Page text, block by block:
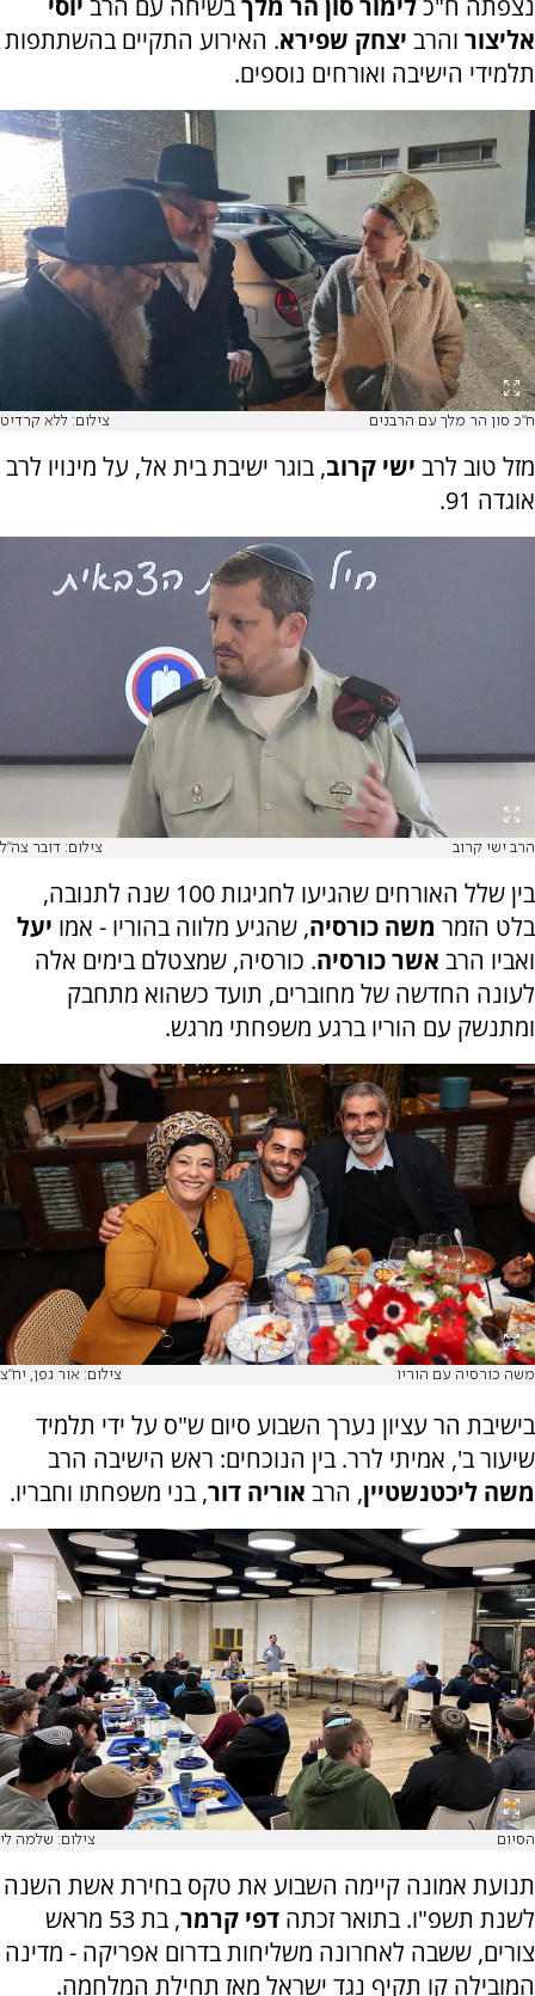
נצפתה ח"כלימור סון הר מלךבשיחה עם הרב יוסי
אליצור והרב יצחק שפירא. האירוע התקיים בהשתתפות
תלמידי הישיבה ואורחים נוספים.
ח"כ סון הר מלך עם הרבנים צילום: ללא קרדיט
מזל טוב לרב ישי קרוב, בוגר ישיבת בית אל, על מינויו לרב
אוגדה 91.
הרב ישי קרוב צילום: דובר צה"ל
בין שלל האורחים שהגיעו לחגיגות 100 שנה לתנובה,
בלט הזמר משה כורסיה, שהגיע מלווה בהוריו - אמו יעל
ואביו הרב אשר כורסיה. כורסיה, שמצטלם בימים אלה
לעונה החדשה של מחוברים, תועד כשהוא מתחבק
ומתנשק עם הוריו ברגע משפחתי מרגש.
משה כורסיה עם הוריו צילום: אור גפן, יח"צ
בישיבת הר עציון נערך השבוע סיום ש"ס על ידי תלמיד
שיעור ב', אמיתי לרר. בין הנוכחים: ראש הישיבה הרב
משה ליכטנשטיין, הרב אוריה דור, בני משפחתו וחבריו.
הסיום צילום: שלמה לי
תנועת אמונה קיימה השבוע את טקס בחירת אשת השנה
לשנת תשפ"ו. בתואר זכתה דפי קרמר
, בת 53 מראש
צורים, ששבה לאחרונה משליחות בדרום אפריקה - מדינה
המובילה קו תקיף נגד ישראל מאז תחילת המלחמה.